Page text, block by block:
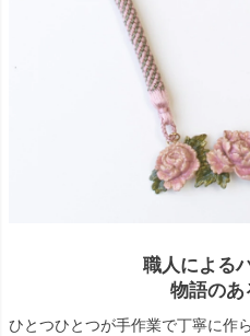
職人による
物語のあ
ひとつひとつが手作業で丁寧に作